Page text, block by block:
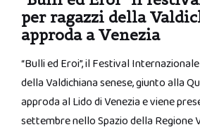
per ragazzi della
approda a Venezia
“Bulli ed Eroi”, il Festival
della Valdichiana senese, giunto alla
approda al Lido di Venezia e viene
settembre nello Spazio della Regione